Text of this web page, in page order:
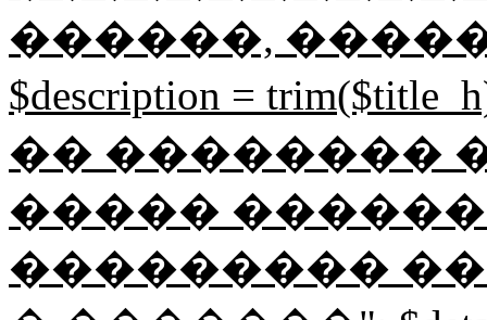
������,
$description =
�� ��������
�����
���������